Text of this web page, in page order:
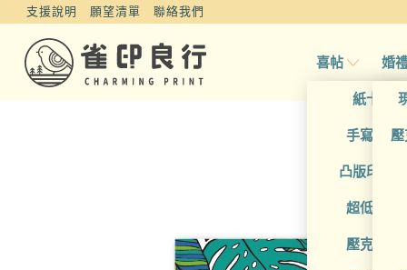
支援說明 願望清單 聯絡我們
喜帖
紙卡喜帖
手寫風喜
凸版印刷
超低價喜
壓克力喜
婚